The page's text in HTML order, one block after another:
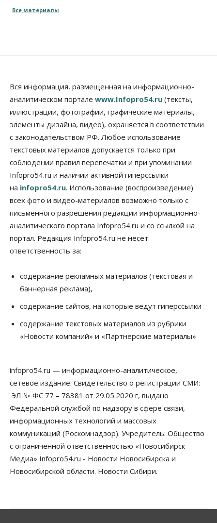
Треть автовладельцев в Новосибирской области
07 Августа 2026, 12:35
Общество
Синоптики рассказали о погоде в Новосибирске
на выходных
07 Августа 2026, 12:00
Жители Новосибирска смогут добровольно
повысить свою пенсию
07 Августа 2026, 11:30
Общество
Деньгами будут распоряжаться дети: в десяти
школах Новосибирской области введут
инициативное бюджетирование
07 Августа 2026, 11:00
заключили под стражу
07 Августа 2026, 10:15
Общество
Новосибирской области, но режима ЧС не будет
07 Августа 2026, 10:00
выстраивают системы защиты от атак БПЛА
07 Августа 2026, 09:00
По «Сибэлектротерму» выдали исполнительные
листы на полмиллиарда рублей
07 Августа 2026, 08:00
Бизнес Власть Медицина Общество
Искусственный интеллект предлагают
привлекать к разработке новых лекарств в
России
Все материалы
Вся информация, размещенная на информационно-
аналитическом портале www.Infopro54.ru (тексты,
иллюстрации, фотографии, графические материалы,
элементы дизайна, видео), охраняется в соответствии
с законодательством РФ. Любое использование
текстовых материалов допускается только при
соблюдении правил перепечатки и при упоминании
Infopro54.ru и наличии активной гиперссылки
на infopro54.ru. Использование (воспроизведение)
всех фото и видео-материалов возможно только с
письменного разрешения редакции информационно-
аналитического портала Infopro54.ru и со ссылкой на
портал. Редакция Infopro54.ru не несет
ответственность за:
содержание рекламных материалов (текстовая и
баннерная реклама),
содержание сайтов, на которые ведут гиперссылки
содержание текстовых материалов из рубрики
«Новости компаний» и «Партнерские материалы»
infopro54.ru — информационно-аналитическое,
сетевое издание. Свидетельство о регистрации СМИ:
ЭЛ № ФС 77 – 78381 от 29.05.2020 г, выдано
Федеральной службой по надзору в сфере связи,
информационных технологий и массовых
коммуникаций (Роскомнадзор). Учредитель: Общество
с ограниченной ответственностью «Новосибирск
Медиа» Infopro54.ru - Новости Новосибирска и
Новосибирской области. Новости Сибири.